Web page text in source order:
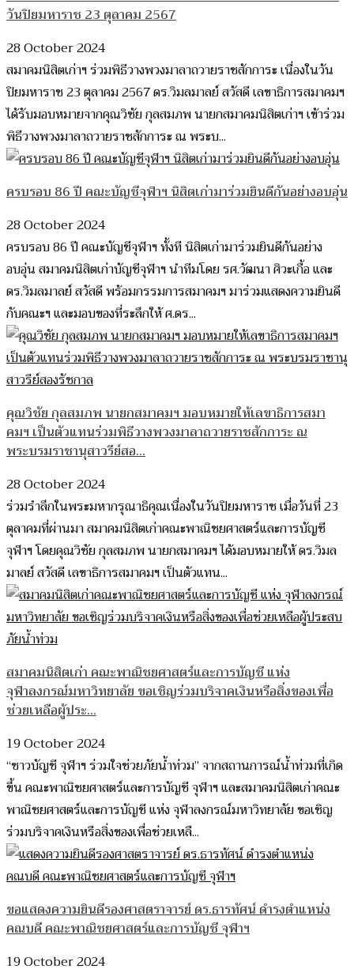
วันปิยมหาราช 23 ตุลาคม 2567
28 October 2024
สมาคมนิสิตเก่าฯ ร่วมพิธีวางพวงมาลาถวายราชสักการะ เนื่องในวัน
ปิยมหาราช 23 ตุลาคม 2567 ดร.วิมลมาลย์ สวัสดี เลขาธิการสมาคมฯ
ได้รับมอบหมายจากคุณวิชัย กุลสมภพ นายกสมาคมนิสิตเก่าฯ เข้าร่วม
พิธีวางพวงมาลาถวายราชสักการะ ณ พระบ...
ครบรอบ 86 ปี คณะบัญชีจุฬาฯ นิสิตเก่ามาร่วมยินดีกันอย่างอบอุ่น
28 October 2024
ครบรอบ 86 ปี คณะบัญชีจุฬาฯ ทั้งที นิสิตเก่ามาร่วมยินดีกันอย่าง
อบอุ่น สมาคมนิสิตเก่าบัญชีจุฬาฯ นำทีมโดย รศ.วัฒนา ศิวะเกื้อ และ
ดร.วิมลมาลย์ สวัสดี พร้อมกรรมการสมาคมฯ มาร่วมแสดงความยินดี
กับคณะฯ และมอบของที่ระลึกให้ ศ.ดร...
คุณวิชัย กุลสมภพ นายกสมาคมฯ มอบหมายให้เลขาธิการสมา
คมฯ เป็นตัวแทนร่วมพิธีวางพวงมาลาถวายราชสักการะ ณ
พระบรมราชานุสาวรีย์สอ...
28 October 2024
ร่วมรำลึกในพระมหากรุณาธิคุณเนื่องในวันปิยมหาราช เมื่อวันที่ 23
ตุลาคมที่ผ่านมา สมาคมนิสิตเก่าคณะพาณิชยศาสตร์และการบัญชี
จุฬาฯ โดยคุณวิชัย กุลสมภพ นายกสมาคมฯ ได้มอบหมายให้ ดร.วิมล
มาลย์ สวัสดี เลขาธิการสมาคมฯ เป็นตัวแทน...
สมาคมนิสิตเก่า คณะพาณิชยศาสตร์และการบัญชี แห่ง
จุฬาลงกรณ์มหาวิทยาลัย ขอเชิญร่วมบริจาคเงินหรือสิ่งของเพื่อ
ช่วยเหลือผู้ประ...
19 October 2024
“ชาวบัญชี จุฬาฯ ร่วมใจช่วยภัยน้ำท่วม” จากสถานการณ์น้ำท่วมที่เกิด
ขึ้น คณะพาณิชยศาสตร์และการบัญชี จุฬาฯ และสมาคมนิสิตเก่าคณะ
พาณิชยศาสตร์และการบัญชี แห่ง จุฬาลงกรณ์มหาวิทยาลัย ขอเชิญ
ร่วมบริจาคเงินหรือสิ่งของเพื่อช่วยเหลื...
ขอแสดงความยินดีรองศาสตราจารย์ ดร.ธารทัศน์ ดำรงตำแหน่ง
คณบดี คณะพาณิชยศาสตร์และการบัญชี จุฬาฯ
19 October 2024